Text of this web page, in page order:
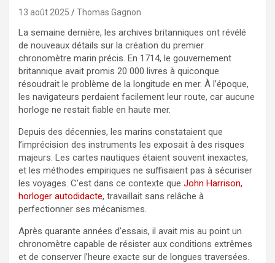
13 août 2025 Thomas Gagnon
La semaine dernière, les archives britanniques ont révélé
de nouveaux détails sur la création du premier
chronomètre marin précis. En 1714, le gouvernement
britannique avait promis 20 000 livres à quiconque
résoudrait le problème de la longitude en mer. À l’époque,
les navigateurs perdaient facilement leur route, car aucune
horloge ne restait fiable en haute mer.
Depuis des décennies, les marins constataient que
l’imprécision des instruments les exposait à des risques
majeurs. Les cartes nautiques étaient souvent inexactes,
et les méthodes empiriques ne suffisaient pas à sécuriser
les voyages. C’est dans ce contexte que John Harrison,
horloger autodidacte, travaillait sans relâche à
perfectionner ses mécanismes.
Après quarante années d’essais, il avait mis au point un
chronomètre capable de résister aux conditions extrêmes
et de conserver l’heure exacte sur de longues traversées.